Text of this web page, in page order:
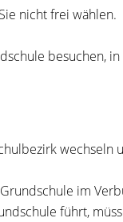
nicht frei wählen.
besuchen,
im
führt,